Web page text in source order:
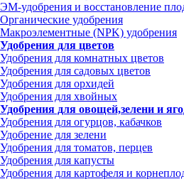
ЭМ-удобрения и восстановление
Органические удобрения
Макроэлементные (NPK) удобрения
Удобрения для цветов
Удобрения для комнатных цветов
Удобрения для садовых цветов
Удобрения для орхидей
Удобрения для хвойных
Удобрения для овощей,зелени и
Удобрения для огурцов, кабачков
Удобрение для зелени
Удобрения для томатов, перцев
Удобрения для капусты
Удобрения для картофеля и